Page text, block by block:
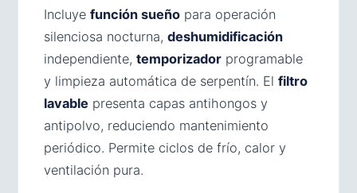
Incluye función sueño para operación
silenciosa nocturna, deshumidificación
independiente, temporizador programable
y limpieza automática de serpentín. El filtro
lavable presenta capas antihongos y
antipolvo, reduciendo mantenimiento
periódico. Permite ciclos de frío, calor y
ventilación pura.